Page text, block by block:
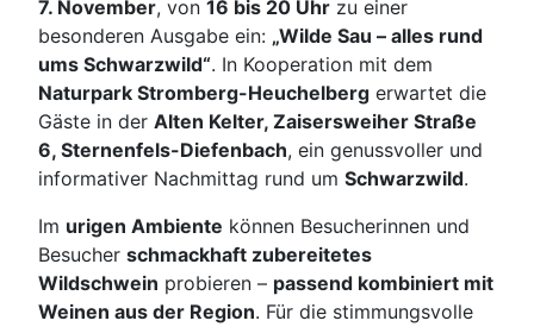
7. November, von 16 bis 20 Uhr zu einer
besonderen Ausgabe ein: „Wilde Sau – alles rund
ums Schwarzwild“. In Kooperation mit dem
Naturpark Stromberg-Heuchelberg erwartet die
Gäste in der Alten Kelter, Zaisersweiher Straße
6, Sternenfels-Diefenbach, ein genussvoller und
informativer Nachmittag rund um Schwarzwild.
Im urigen Ambiente können Besucherinnen und
Besucher schmackhaft zubereitetes
Wildschwein probieren – passend kombiniert mit
Weinen aus der Region. Für die stimmungsvolle